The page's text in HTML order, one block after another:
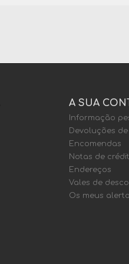
A SUA
Informação
Devoluções
Encomendas
Notas de
Endereços
Vales de
Os meus